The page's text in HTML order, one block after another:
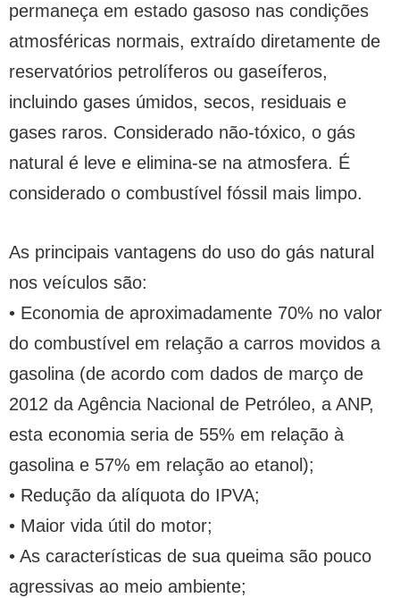
permaneça em estado gasoso nas condições
atmosféricas normais, extraído diretamente de
reservatórios petrolíferos ou gaseíferos,
incluindo gases úmidos, secos, residuais e
gases raros. Considerado não-tóxico, o gás
natural é leve e elimina-se na atmosfera. É
considerado o combustível fóssil mais limpo.
As principais vantagens do uso do gás natural
nos veículos são:
• Economia de aproximadamente 70% no valor
do combustível em relação a carros movidos a
gasolina (de acordo com dados de março de
2012 da Agência Nacional de Petróleo, a ANP,
esta economia seria de 55% em relação à
gasolina e 57% em relação ao etanol);
• Redução da alíquota do IPVA;
• Maior vida útil do motor;
• As características de sua queima são pouco
agressivas ao meio ambiente;